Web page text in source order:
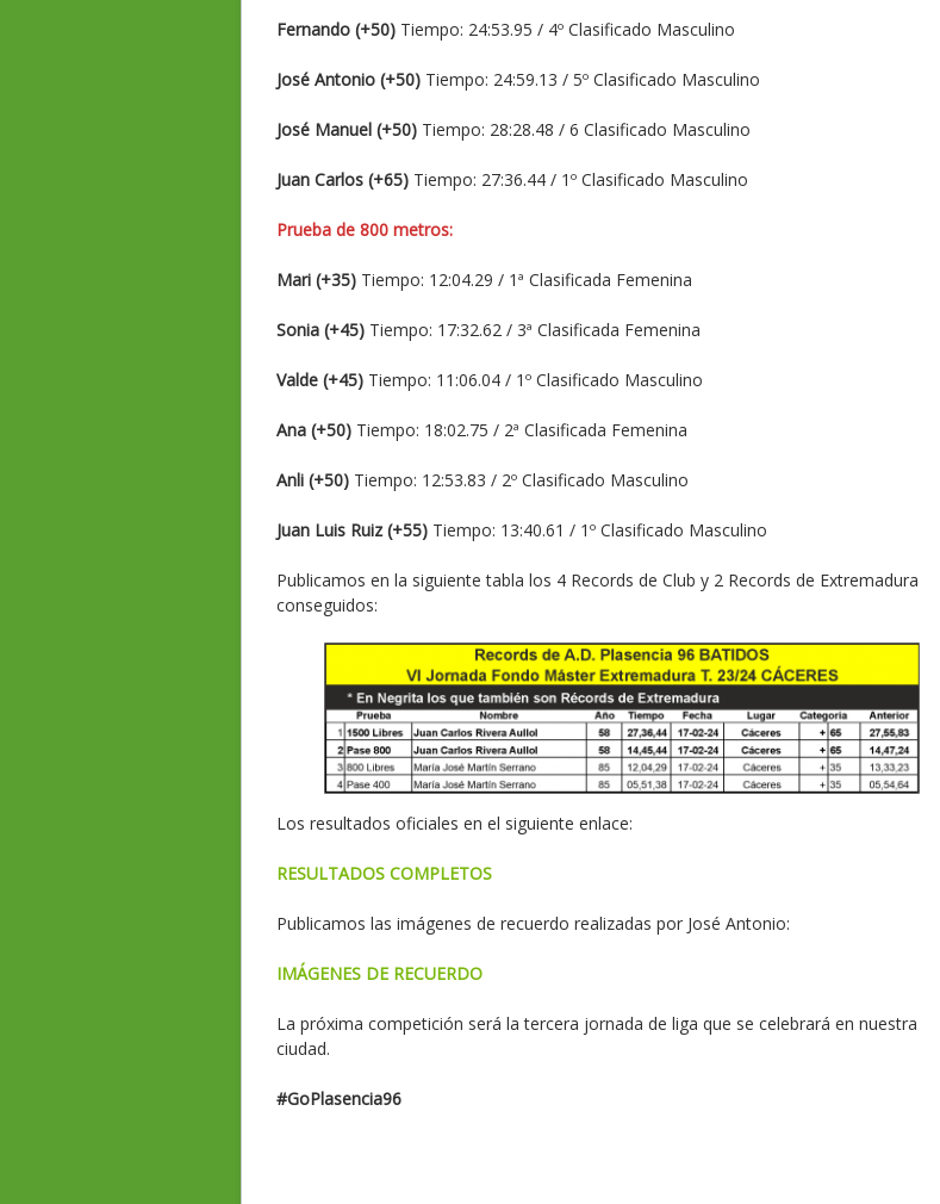
Fernando (+50) Tiempo: 24:53.95 / 4º Clasificado Masculino
José Antonio (+50) Tiempo: 24:59.13 / 5º Clasificado Masculino
José Manuel (+50) Tiempo: 28:28.48 / 6 Clasificado Masculino
Juan Carlos (+65) Tiempo: 27:36.44 / 1º Clasificado Masculino
Prueba de 800 metros:
Mari (+35) Tiempo: 12:04.29 / 1ª Clasificada Femenina
Sonia (+45) Tiempo: 17:32.62 / 3ª Clasificada Femenina
Valde (+45) Tiempo: 11:06.04 / 1º Clasificado Masculino
Ana (+50) Tiempo: 18:02.75 / 2ª Clasificada Femenina
Anli (+50) Tiempo: 12:53.83 / 2º Clasificado Masculino
Juan Luis Ruiz (+55) Tiempo: 13:40.61 / 1º Clasificado Masculino
Publicamos en la siguiente tabla los 4 Records de Club y 2 Records de Extremadura
conseguidos:
Los resultados oficiales en el siguiente enlace:
RESULTADOS COMPLETOS
Publicamos las imágenes de recuerdo realizadas por José Antonio:
IMÁGENES DE RECUERDO
La próxima competición será la tercera jornada de liga que se celebrará en nuestra
ciudad.
#GoPlasencia96